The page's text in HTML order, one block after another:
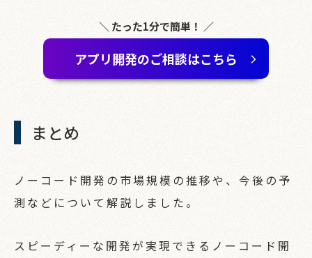
＼ たった1分で簡単！ ／
アプリ開発のご相談はこちら
まとめ
ノーコード開発の市場規模の推移や、今後の予
測などについて解説しました。
スピーディーな開発が実現できるノーコード開